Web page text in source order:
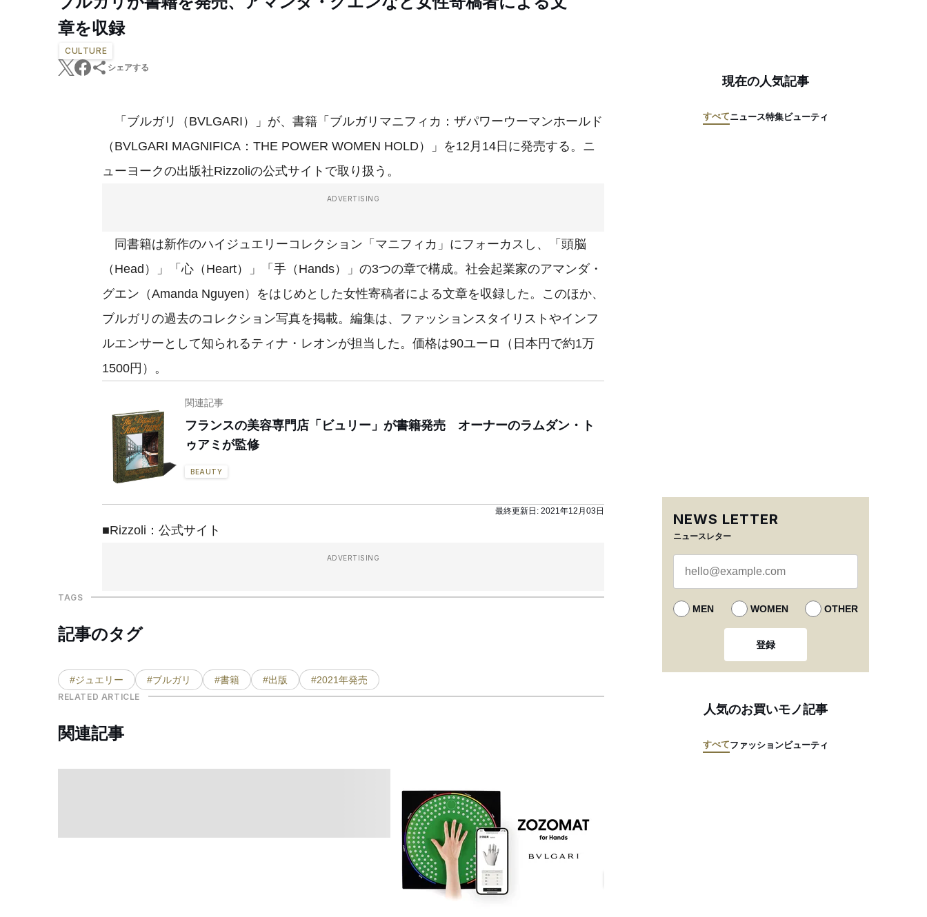
章を収録
CULTURE
シェアする
「ブルガリ（BVLGARI）」が、書籍「ブルガリマニフィカ：ザパワーウーマンホールド
（BVLGARI MAGNIFICA：THE POWER WOMEN HOLD）」を12月14日に発売する。ニ
ューヨークの出版社Rizzoliの公式サイトで取り扱う。
ADVERTISING
同書籍は新作のハイジュエリーコレクション「マニフィカ」にフォーカスし、「頭脳
（Head）」「心（Heart）」「手（Hands）」の3つの章で構成。社会起業家のアマンダ・
グエン（Amanda Nguyen）をはじめとした女性寄稿者による文章を収録した。このほか、
ブルガリの過去のコレクション写真を掲載。編集は、ファッションスタイリストやインフ
ルエンサーとして知られるティナ・レオンが担当した。価格は90ユーロ（日本円で約1万
1500円）。
関連記事
フランスの美容専門店「ビュリー」が書籍発売 オーナーのラムダン・ト
ゥアミが監修
BEAUTY
最終更新日: 2021年12月03日
■Rizzoli：公式サイト
ADVERTISING
TAGS
記事のタグ
#ジュエリー #ブルガリ #書籍 #出版 #2021年発売
RELATED ARTICLE
関連記事
現在の人気記事
すべてニュース特集ビューティ
NEWS LETTER
ニュースレター
MEN WOMEN OTHER
登録
人気のお買いモノ記事
すべてファッションビューティ